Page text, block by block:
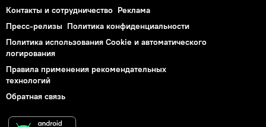
Контакты и сотрудничество Реклама
Пресс-релизы Политика конфиденциальности
Политика использования Cookie и автоматического
логирования
Правила применения рекомендательных
технологий
Обратная связь